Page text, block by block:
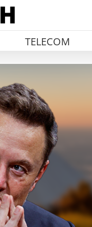
TELECOM